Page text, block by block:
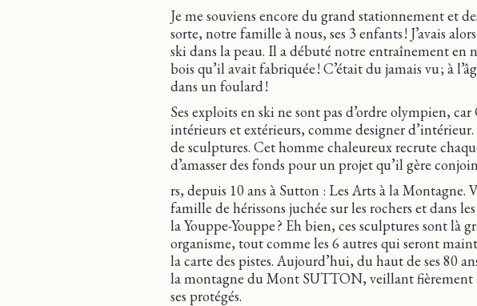
Je me souviens encore du grand stationnement et
sorte, notre famille à nous, ses 3 enfants ! J’avais
ski dans la peau. Il a débuté notre entraînement en
bois qu’il avait fabriquée ! C’était du jamais vu ; à
dans un foulard !
Ses exploits en ski ne sont pas d’ordre olympien,
intérieurs et extérieurs, comme designer
de sculptures. Cet homme chaleureux recrute
d’amasser des fonds pour un projet qu’il gère
rs, depuis 10 ans à Sutton : Les Arts à la Montagne.
famille de hérissons juchée sur les rochers et dans
la Youppe-Youppe ? Eh bien, ces sculptures sont là
organisme, tout comme les 6 autres qui seront
la carte des pistes. Aujourd’hui, du haut de ses 80
la montagne du Mont SUTTON, veillant fièrement à
ses protégés.